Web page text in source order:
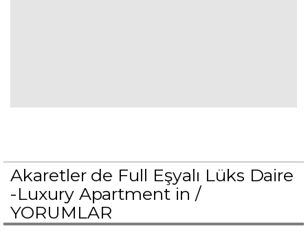
Akaretler de Full Eşyalı Lüks Daire
-Luxury Apartment in /
YORUMLAR